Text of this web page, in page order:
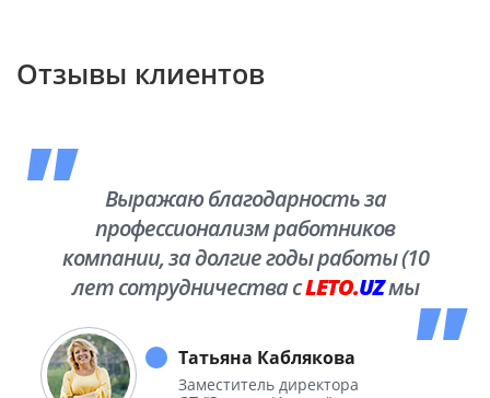
Отзывы клиентов
Выражаю благодарность за
профессионализм работников
компании, за долгие годы работы (10
лет сотрудничества сLETO.UZмы
необъятной Родины.
Татьяна Каблякова
Заместитель директора